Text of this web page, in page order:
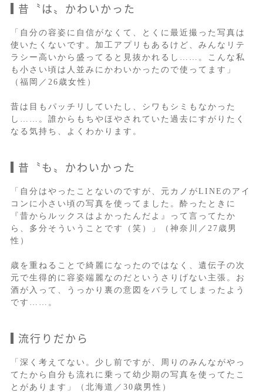
昔〝は〟かわいかった
「自分の容姿に自信がなくて、とくに最近撮った写真は
使いたくないです。加工アプリもあるけど、みんなリテ
ラシー高いから盛ってると見抜かれるし……。こんな私
も小さい頃は人並みにかわいかったので使ってます」
（福岡／26歳女性）
昔は目もパッチリしていたし、シワもシミもなかった
し……。誰からもちやほやされていた過去にすがりたく
なる気持ち、よくわかります。
昔〝も〟かわいかった
「自分はやったことないのですが、元カノがLINEのアイ
コンに小さい頃の写真を使ってました。酔ったときに
『昔からルックスはよかったんだよ』って言ってたか
ら、多分そういうことです（笑）」（神奈川／27歳男
性）
歳を重ねることで綺麗になったのではなく、遺伝子の次
元で生得的に容姿端麗なのだというさりげない主張。お
酒が入って、うっかり裏の意図をバラしてしまったよう
です……。
流行りだから
「深く考えてない。少し前ですが、周りのみんながやっ
てたから自分も流れに乗って幼少期の写真を使ってたこ
とがあります」（北海道／30歳男性）